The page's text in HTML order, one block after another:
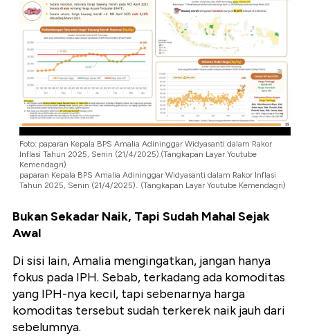
Foto: paparan Kepala BPS Amalia Adininggar Widyasanti dalam Rakor
Inflasi Tahun 2025, Senin (21/4/2025).(Tangkapan Layar Youtube
Kemendagri)
paparan Kepala BPS Amalia Adininggar Widyasanti dalam Rakor Inflasi
Tahun 2025, Senin (21/4/2025).. (Tangkapan Layar Youtube Kemendagri)
Bukan Sekadar Naik, Tapi Sudah Mahal Sejak
Awal
Di sisi lain, Amalia mengingatkan, jangan hanya
fokus pada IPH. Sebab, terkadang ada komoditas
yang IPH-nya kecil, tapi sebenarnya harga
komoditas tersebut sudah terkerek naik jauh dari
sebelumnya.